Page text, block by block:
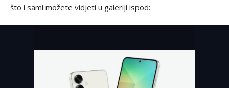
što i sami možete vidjeti u galeriji ispod: